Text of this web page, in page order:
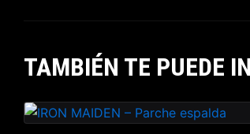
TAMBIÉN TE PUEDE